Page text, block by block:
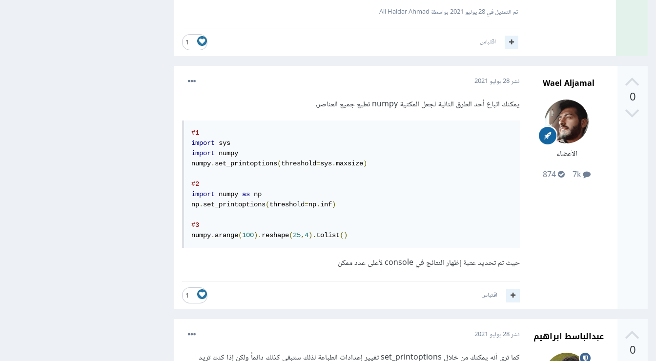
تم التعديل في28 يوليو 2021 بواسطة Ali Haidar Ahmad
1 اقتباس
0
Wael Aljamal
الأعضاء
نشر28 يوليو 2021
يمكنك اتباع أحد الطرق التالية لجعل المكتية numpy تطبع جميع العناصر,
#1
import
import numpy
numpy. set_printoptions(threshold=sys.maxsize)
#2
import numpy as np
np. set_printoptions(threshold=np. inf)
#3
numpy. arange(100). reshape(25,4). tolist()
حيث تم تحديد عتبة إظهار النتائج في console لأعلى عدد ممكن
1 اقتباس
0
عبدالباسط ابراهيم نشر28 يوليو 2021
كما ترى أنه يمكنك من خلال set_printoptions تغيير إعدادات الطباعة لذلك ستبقى كذلك دائماً ولكن إذا كنت تريد